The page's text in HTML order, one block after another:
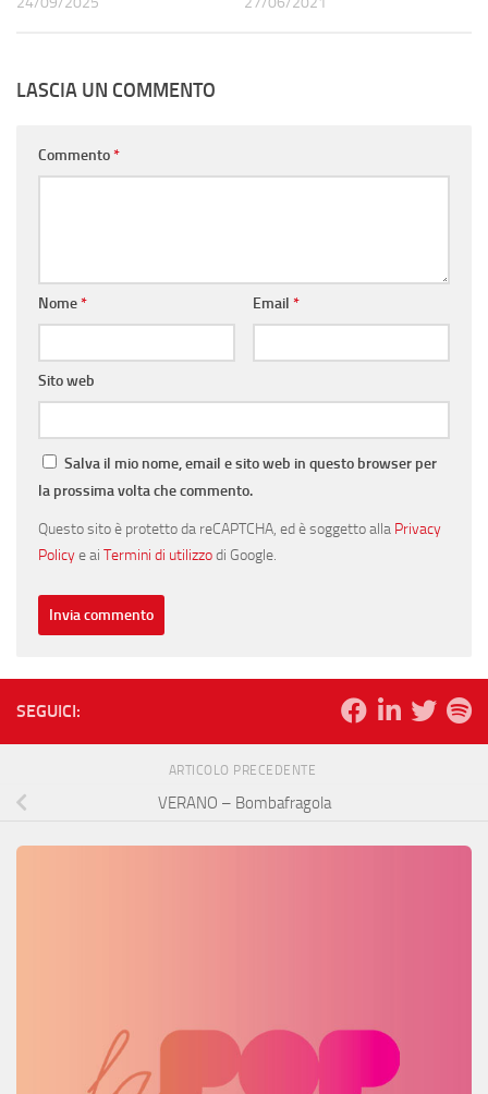
LASCIA UN COMMENTO
Commento*
Nome* Email *
Sito web
Salva il mio nome, email e sito web in questo browser per
la prossima volta che commento.
Questo sito è protetto da reCAPTCHA, ed è soggetto alla Privacy
Policye ai Termini di utilizzodi Google.
SEGUICI:
ARTICOLO PRECEDENTE
VERANO – Bombafragola